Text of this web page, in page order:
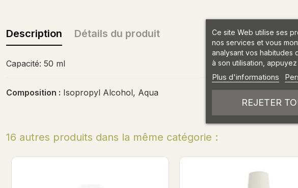
Description Détails du produit
Capacité: 50 ml
Composition : Isopropyl Alcohol, Aqua
16 autres produits dans la même catégorie :
Ce site Web utilise ses
nos services et vous
analysant vos habitudes
à son utilisation,
Plus d'informations
REJETER